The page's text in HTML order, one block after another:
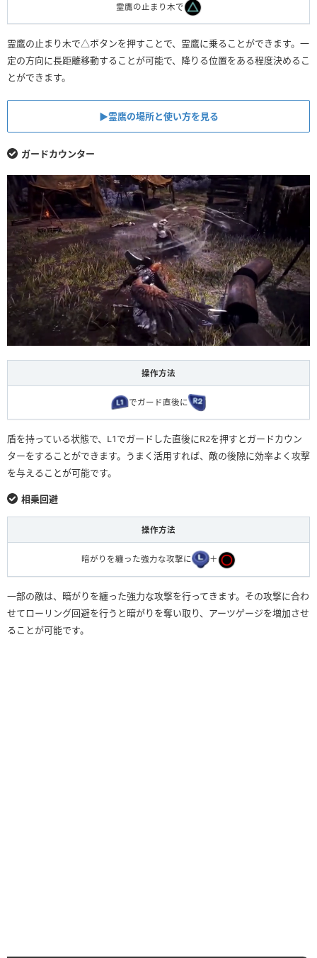
霊鷹の止まり木で
霊鷹の止まり木で△ボタンを押すことで、霊鷹に乗ることができます。一
定の方向に長距離移動することが可能で、降りる位置をある程度決めるこ
とができます。
▶︎霊鷹の場所と使い方を見る
ガードカウンター
操作方法
でガード直後に
盾を持っている状態で、L1でガードした直後にR2を押すとガードカウン
ターをすることができます。うまく活用すれば、敵の後隙に効率よく攻撃
を与えることが可能です。
相乗回避
操作方法
暗がりを纏った強力な攻撃に ＋
一部の敵は、暗がりを纏った強力な攻撃を行ってきます。その攻撃に合わ
せてローリング回避を行うと暗がりを奪い取り、アーツゲージを増加させ
ることが可能です。